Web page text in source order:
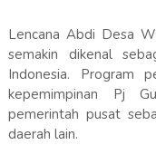
Lencana Abdi Desa
semakin dikenal
Indonesia. Program
kepemimpinan Pj
pemerintah pusat
daerah lain.